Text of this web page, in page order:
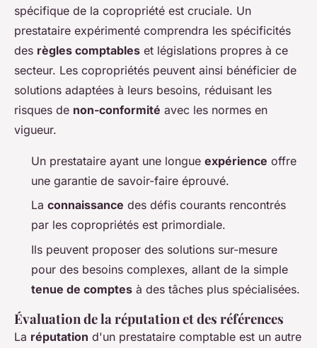
spécifique de la copropriété est cruciale. Un
prestataire expérimenté comprendra les spécificités
des règles comptables et législations propres à ce
secteur. Les copropriétés peuvent ainsi bénéficier de
solutions adaptées à leurs besoins, réduisant les
risques de non-conformité avec les normes en
vigueur.
Un prestataire ayant une longue expérience offre
une garantie de savoir-faire éprouvé.
La connaissance des défis courants rencontrés
par les copropriétés est primordiale.
Ils peuvent proposer des solutions sur-mesure
pour des besoins complexes, allant de la simple
tenue de comptes à des tâches plus spécialisées.
Évaluation de la réputation et des références
La réputation d'un prestataire comptable est un autre